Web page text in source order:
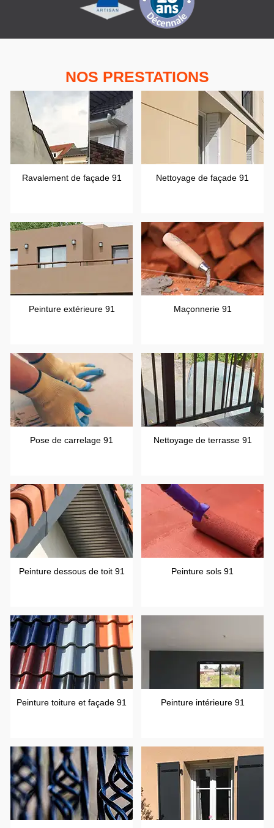
NOS PRESTATIONS
Ravalement de façade 91 Nettoyage de façade 91
Peinture extérieure 91 Maçonnerie 91
Pose de carrelage 91 Nettoyage de terrasse 91
Peinture dessous de toit 91 Peinture sols 91
Peinture toiture et façade 91 Peinture intérieure 91